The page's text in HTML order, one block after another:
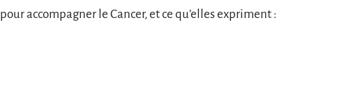
accompagner le Cancer, et ce qu’elles expriment :